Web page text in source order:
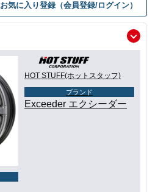
お気に入り登録（会員登録/ログイン）
HOT STUFF(ホットスタッフ)
ブランド
Exceeder エクシーダー